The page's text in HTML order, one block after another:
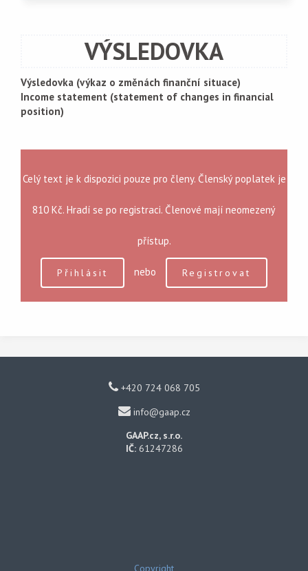
VÝSLEDOVKA
Výsledovka (výkaz o změnách finanční situace)
Income statement (statement of changes in financial
position)
Celý text je k dispozici pouze pro členy. Členský poplatek je
810 Kč. Hradí se po registraci. Členové mají neomezený
přístup.
Přihlásit nebo Registrovat
+420 724 068 705
info@gaap.cz
GAAP.cz, s.r.o.
IČ: 61247286
Copyright